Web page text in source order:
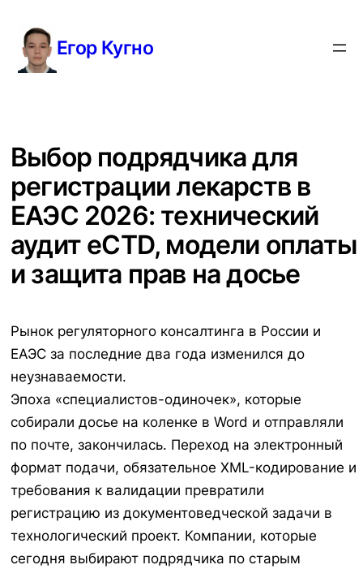
содержимому
Егор Кугно
Выбор подрядчика для
регистрации лекарств в
ЕАЭС 2026: технический
аудит eCTD, модели оплаты
и защита прав на досье
Рынок регуляторного консалтинга в России и
ЕАЭС за последние два года изменился до
неузнаваемости.
Эпоха «специалистов-одиночек», которые
собирали досье на коленке в Word и отправляли
по почте, закончилась. Переход на электронный
формат подачи, обязательное XML-кодирование и
требования к валидации превратили
регистрацию из документоведческой задачи в
технологический проект. Компании, которые
сегодня выбирают подрядчика по старым